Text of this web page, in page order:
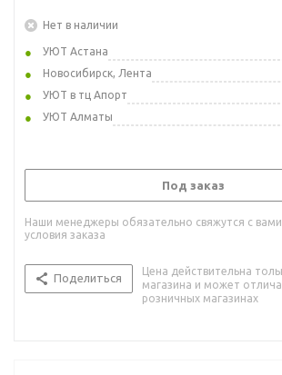
Нет в наличии
УЮТ Астана
Новосибирск, Лента
УЮТ в тц Апорт
УЮТ Алматы
Под заказ
Наши менеджеры обязательно свяжутся с
условия заказа
Поделиться
Цена действительна
магазина и может
розничных магазинах